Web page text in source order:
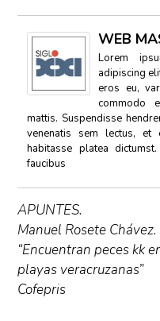
WEB
Lorem
adipiscing
eros eu,
commodo
mattis. Suspendisse
venenatis sem lectus,
habitasse platea
faucibus
APUNTES.
Manuel Rosete Chávez.
“Encuentran peces kk
playas veracruzanas”
Cofepris